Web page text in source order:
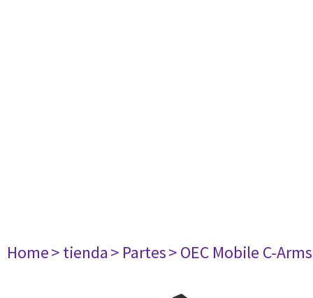
Home> tienda> Partes> OEC Mobile C-Arms